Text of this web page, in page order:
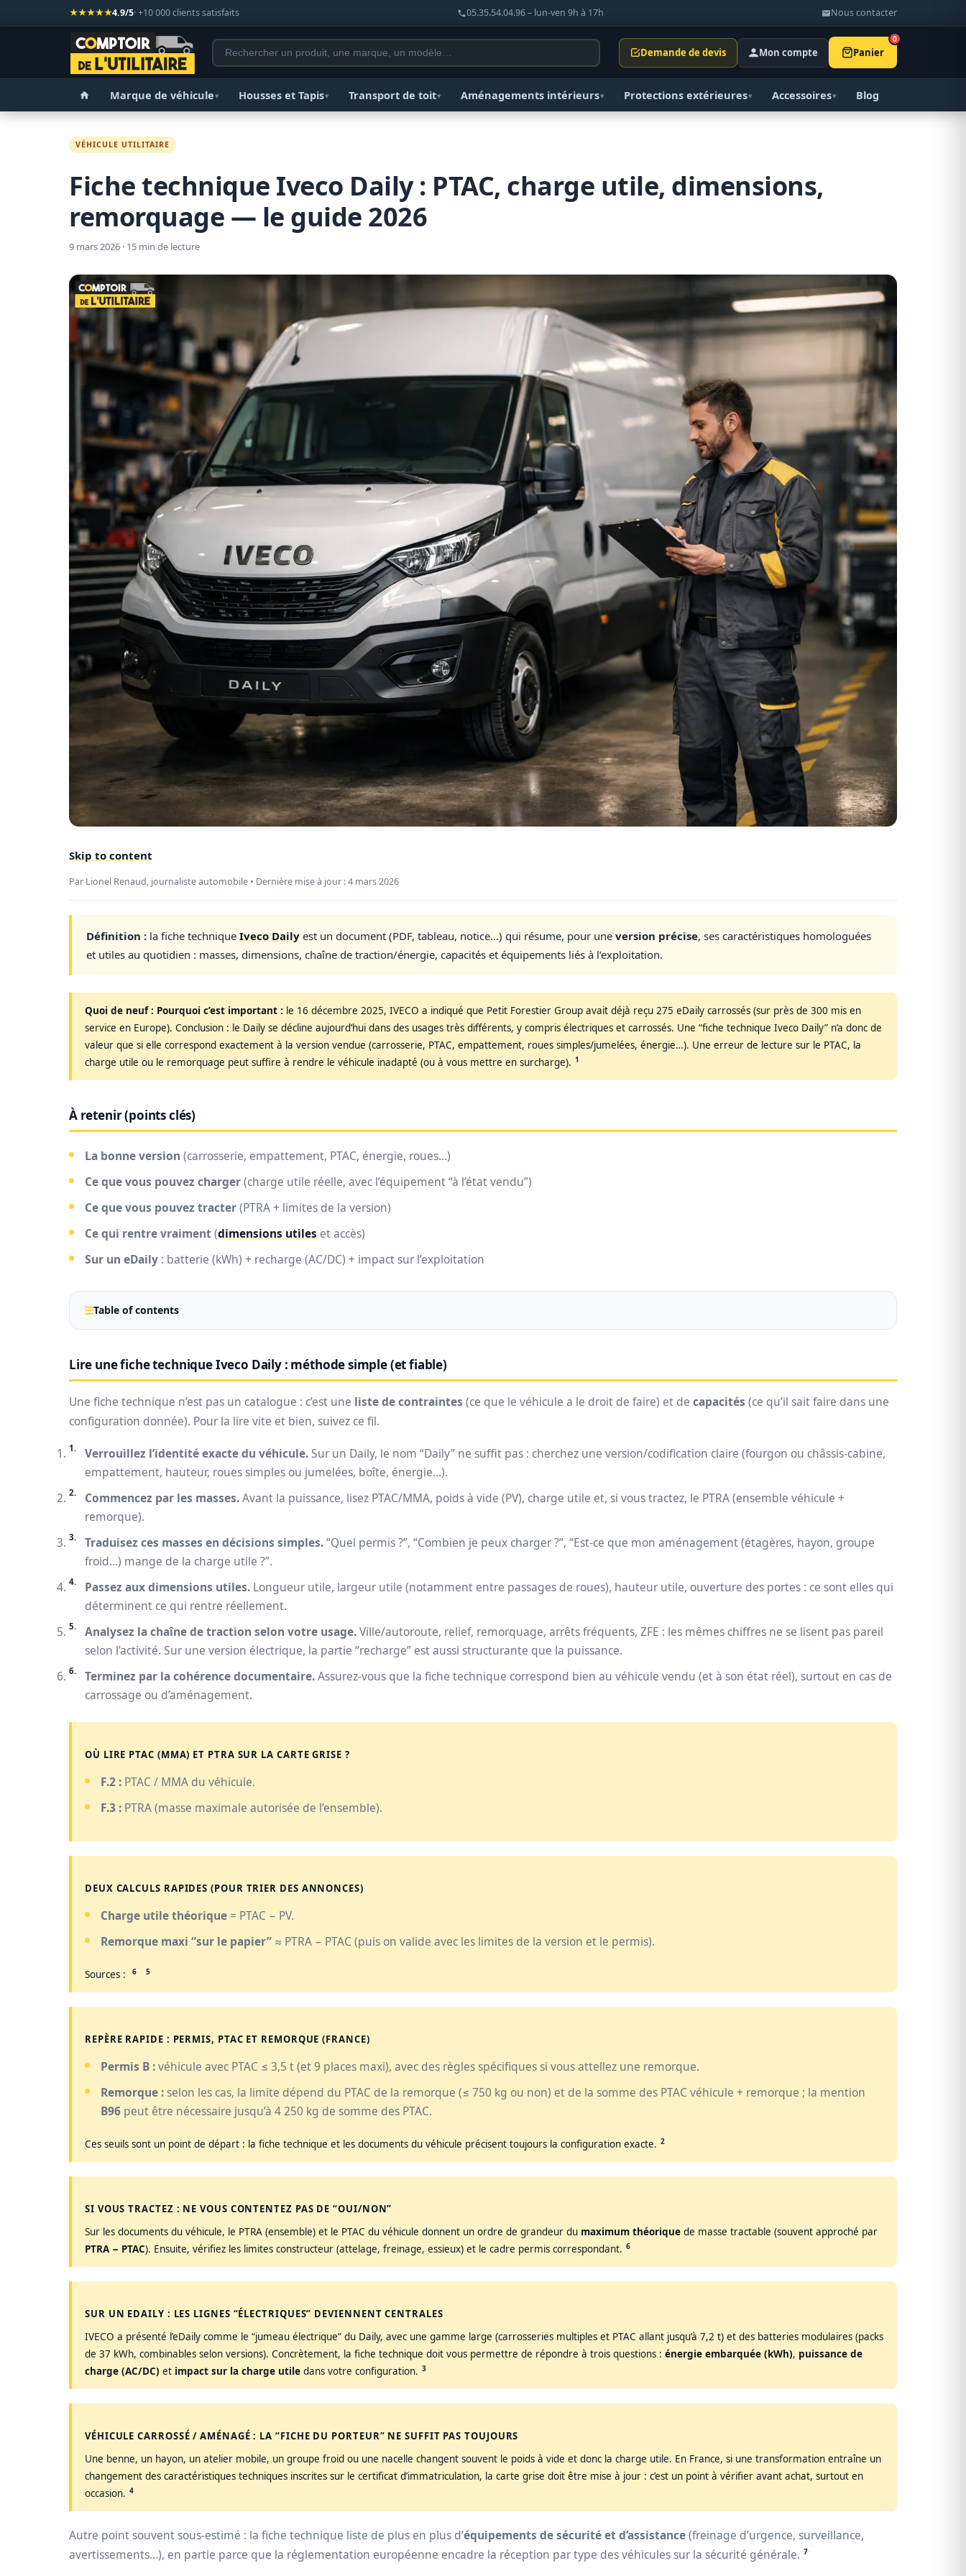
★★★★★4.9/5· +10 000 clients satisfaits 05.35.54.04.96 – lun-ven 9h à 17h Nous contacter
Demande de devis Mon compte Panier
0
Marque de véhicule▾ Housses et Tapis▾ Transport de toit▾ Aménagements intérieurs▾ Protections extérieures▾ Accessoires▾ Blog
VÉHICULE UTILITAIRE
Fiche technique Iveco Daily : PTAC, charge utile, dimensions,
remorquage — le guide 2026
9 mars 2026 · 15 min de lecture
Skip to content
Par Lionel Renaud, journaliste automobile • Dernière mise à jour :4 mars 2026
Définition : la fiche technique Iveco Daily est un document (PDF, tableau, notice…) qui résume, pour une version précise, ses caractéristiques homologuées
et utiles au quotidien : masses, dimensions, chaîne de traction/énergie, capacités et équipements liés à l’exploitation.
Quoi de neuf : Pourquoi c’est important : le 16 décembre 2025, IVECO a indiqué que Petit Forestier Group avait déjà reçu 275 eDaily carrossés (sur près de 300 mis en
service en Europe). Conclusion : le Daily se décline aujourd’hui dans des usages très différents, y compris électriques et carrossés. Une “fiche technique Iveco Daily” n’a donc de
valeur que si elle correspond exactement à la version vendue (carrosserie, PTAC, empattement, roues simples/jumelées, énergie…). Une erreur de lecture sur le PTAC, la
charge utile ou le remorquage peut suffire à rendre le véhicule inadapté (ou à vous mettre en surcharge). 1
À retenir (points clés)
La bonne version (carrosserie, empattement, PTAC, énergie, roues…)
Ce que vous pouvez charger(charge utile réelle, avec l’équipement “à l’état vendu”)
Ce que vous pouvez tracter(PTRA + limites de la version)
Ce qui rentre vraiment(dimensions utiles et accès)
Sur un eDaily : batterie (kWh) + recharge (AC/DC) + impact sur l’exploitation
Table of contents
Lire une fiche technique Iveco Daily : méthode simple (et fiable)
Une fiche technique n’est pas un catalogue : c’est une liste de contraintes (ce que le véhicule a le droit de faire) et de capacités (ce qu’il sait faire dans une
configuration donnée). Pour la lire vite et bien, suivez ce fil.
Verrouillez l’identité exacte du véhicule.Sur un Daily, le nom “Daily” ne suffit pas : cherchez une version/codification claire (fourgon ou châssis-cabine,
empattement, hauteur, roues simples ou jumelées, boîte, énergie…).
Commencez par les masses.Avant la puissance, lisez PTAC/MMA, poids à vide (PV), charge utile et, si vous tractez, le PTRA (ensemble véhicule +
remorque).
Traduisez ces masses en décisions simples.“Quel permis ?”, “Combien je peux charger ?”, “Est-ce que mon aménagement (étagères, hayon, groupe
froid…) mange de la charge utile ?”.
Passez aux dimensions utiles. Longueur utile, largeur utile (notamment entre passages de roues), hauteur utile, ouverture des portes : ce sont elles qui
déterminent ce qui rentre réellement.
Analysez la chaîne de traction selon votre usage.Ville/autoroute, relief, remorquage, arrêts fréquents, ZFE : les mêmes chiffres ne se lisent pas pareil
selon l’activité. Sur une version électrique, la partie “recharge” est aussi structurante que la puissance.
Terminez par la cohérence documentaire.Assurez-vous que la fiche technique correspond bien au véhicule vendu (et à son état réel), surtout en cas de
carrossage ou d’aménagement.
OÙ LIRE PTAC (MMA) ET PTRA SUR LA CARTE GRISE ?
F.2 : PTAC / MMA du véhicule.
F.3 : PTRA (masse maximale autorisée de l’ensemble).
DEUX CALCULS RAPIDES (POUR TRIER DES ANNONCES)
Charge utile théorique = PTAC − PV.
Remorque maxi “sur le papier” ≈ PTRA − PTAC (puis on valide avec les limites de la version et le permis).
Sources : 6 5
REPÈRE RAPIDE : PERMIS, PTAC ET REMORQUE (FRANCE)
Permis B :véhicule avec PTAC ≤ 3,5 t (et 9 places maxi), avec des règles spécifiques si vous attellez une remorque.
Remorque :selon les cas, la limite dépend du PTAC de la remorque (≤ 750 kg ou non) et de la somme des PTAC véhicule + remorque ; la mention
B96 peut être nécessaire jusqu’à 4 250 kg de somme des PTAC.
Ces seuils sont un point de départ : la fiche technique et les documents du véhicule précisent toujours la configuration exacte. 2
SI VOUS TRACTEZ : NE VOUS CONTENTEZ PAS DE “OUI/NON”
Sur les documents du véhicule, le PTRA (ensemble) et le PTAC du véhicule donnent un ordre de grandeur du maximum théorique de masse tractable (souvent approché par
PTRA − PTAC). Ensuite, vérifiez les limites constructeur (attelage, freinage, essieux) et le cadre permis correspondant. 6
SUR UN EDAILY : LES LIGNES “ÉLECTRIQUES” DEVIENNENT CENTRALES
IVECO a présenté l’eDaily comme le “jumeau électrique” du Daily, avec une gamme large (carrosseries multiples et PTAC allant jusqu’à 7,2 t) et des batteries modulaires (packs
de 37 kWh, combinables selon versions). Concrètement, la fiche technique doit vous permettre de répondre à trois questions : énergie embarquée (kWh), puissance de
charge (AC/DC) et impact sur la charge utile dans votre configuration. 3
VÉHICULE CARROSSÉ / AMÉNAGÉ : LA “FICHE DU PORTEUR” NE SUFFIT PAS TOUJOURS
Une benne, un hayon, un atelier mobile, un groupe froid ou une nacelle changent souvent le poids à vide et donc la charge utile. En France, si une transformation entraîne un
changement des caractéristiques techniques inscrites sur le certificat d’immatriculation, la carte grise doit être mise à jour : c’est un point à vérifier avant achat, surtout en
occasion. 4
Autre point souvent sous-estimé : la fiche technique liste de plus en plus d’équipements de sécurité et d’assistance(freinage d’urgence, surveillance,
avertissements…), en partie parce que la réglementation européenne encadre la réception par type des véhicules sur la sécurité générale. 7